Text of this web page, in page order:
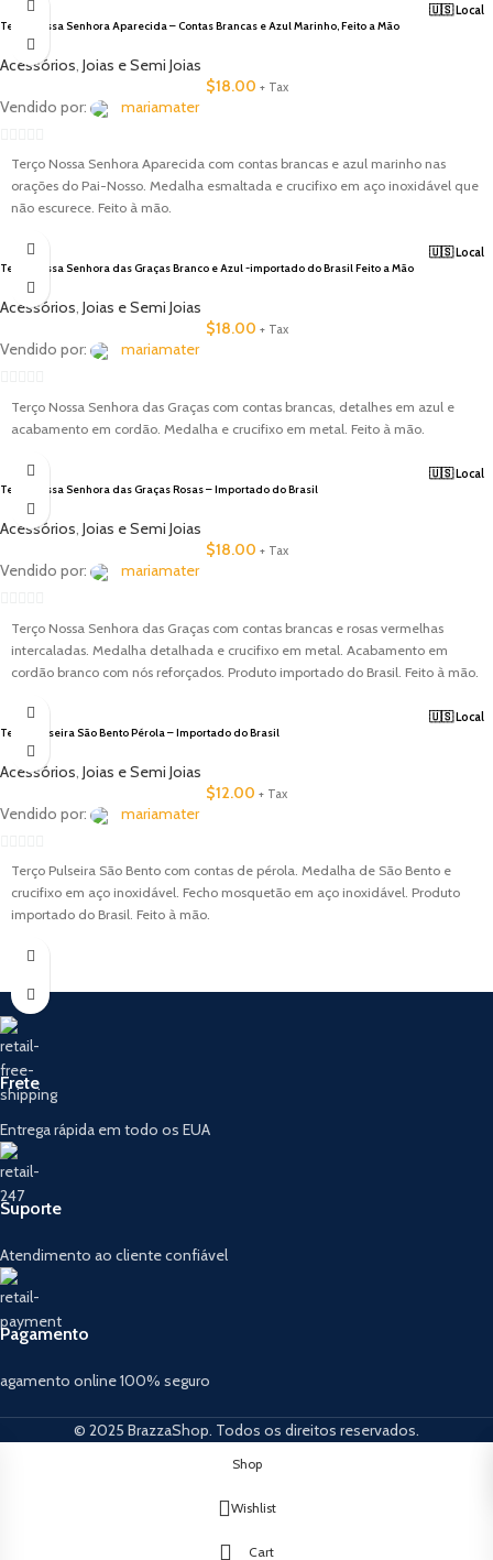
🇺🇸 Local
Terço Nossa Senhora Aparecida – Contas Brancas e Azul Marinho, Feito a Mão
Acessórios, Joias e Semi Joias
$18.00 + Tax
Vendido por: mariamater
out
of
Terço Nossa Senhora Aparecida com contas brancas e azul marinho nas
orações do Pai-Nosso. Medalha esmaltada e crucifixo em aço inoxidável que
não escurece. Feito à mão.
🇺🇸 Local
Terço Nossa Senhora das Graças Branco e Azul -importado do Brasil Feito a Mão
Acessórios, Joias e Semi Joias
$18.00 + Tax
Vendido por: mariamater
out
Terço Nossa Senhora das Graças com contas brancas, detalhes em azul e
acabamento em cordão. Medalha e crucifixo em metal. Feito à mão.
🇺🇸 Local
Terço Nossa Senhora das Graças Rosas – Importado do Brasil
Acessórios, Joias e Semi Joias
$18.00 + Tax
Vendido por: mariamater
out
of
Terço Nossa Senhora das Graças com contas brancas e rosas vermelhas
intercaladas. Medalha detalhada e crucifixo em metal. Acabamento em
cordão branco com nós reforçados. Produto importado do Brasil. Feito à mão.
🇺🇸 Local
Terço Pulseira São Bento Pérola – Importado do Brasil
Acessórios, Joias e Semi Joias
$12.00 + Tax
Vendido por: mariamater
out
of
Terço Pulseira São Bento com contas de pérola. Medalha de São Bento e
crucifixo em aço inoxidável. Fecho mosquetão em aço inoxidável. Produto
importado do Brasil. Feito à mão.
Frete
Entrega rápida em todo os EUA
Suporte
Atendimento ao cliente confiável
Pagamento
agamento online 100% seguro
© 2025 BrazzaShop. Todos os direitos reservados.
Shop
Wishlist
Cart